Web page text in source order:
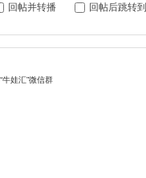
回帖并转播 回帖后跳转
娃汇”微信群